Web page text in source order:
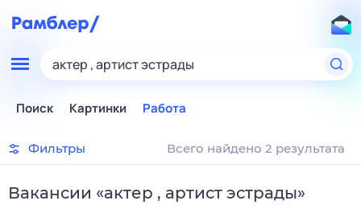
актер , артист эстрады
Поиск Картинки Работа
Фильтры Всего найдено 2 результата
Вакансии «актер , артист эстрады»